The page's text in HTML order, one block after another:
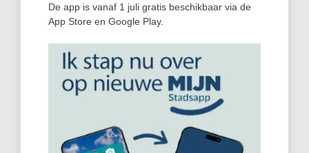
De app is vanaf 1 juli gratis beschikbaar via de
App Store en Google Play.